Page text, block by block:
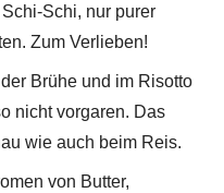
Schi, nur purer
Zum Verlieben!
Brühe und im Risotto
nicht vorgaren. Das
wie auch beim Reis.
von Butter,